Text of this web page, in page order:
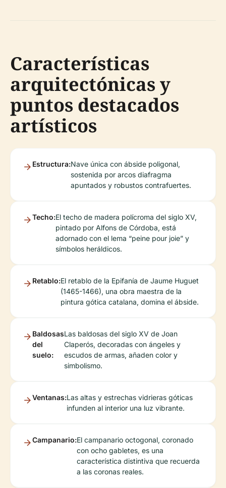
Características
arquitectónicas y
puntos destacados
artísticos
Estructura:Nave única con ábside poligonal,
sostenida por arcos diafragma
apuntados y robustos contrafuertes.
Techo:El techo de madera polícroma del siglo XV,
pintado por Alfons de Córdoba, está
adornado con el lema “peine pour joie” y
símbolos heráldicos.
Retablo:El retablo de la Epifanía de Jaume Huguet
(1465-1466), una obra maestra de la
pintura gótica catalana, domina el ábside.
Baldosas
del
suelo:
Las baldosas del siglo XV de Joan
Claperós, decoradas con ángeles y
escudos de armas, añaden color y
simbolismo.
Ventanas:Las altas y estrechas vidrieras góticas
infunden al interior una luz vibrante.
Campanario:El campanario octogonal, coronado
con ocho gabletes, es una
característica distintiva que recuerda
a las coronas reales.